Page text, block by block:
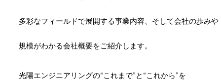
多彩なフィールドで展開する事業内容、 そして会社の歩みや
規模がわかる会社概要をご紹介します。
光陽エンジニアリングの“これまで”と “これから”を